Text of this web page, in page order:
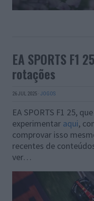
EA SPORTS F1
rotações
26 JUL 2025 · JOGOS
EA SPORTS F1 25,
experimentar aqui,
comprovar isso
recentes de
ver…